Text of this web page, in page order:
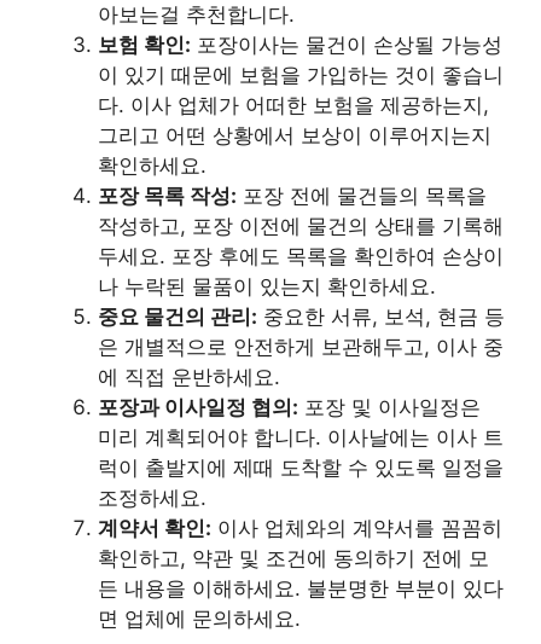
아보는걸 추천합니다.
보험 확인: 포장이사는 물건이 손상될 가능성
이 있기 때문에 보험을 가입하는 것이 좋습니
다. 이사 업체가 어떠한 보험을 제공하는지,
그리고 어떤 상황에서 보상이 이루어지는지
확인하세요.
포장 목록 작성: 포장 전에 물건들의 목록을
작성하고, 포장 이전에 물건의 상태를 기록해
두세요. 포장 후에도 목록을 확인하여 손상이
나 누락된 물품이 있는지 확인하세요.
중요 물건의 관리: 중요한 서류, 보석, 현금 등
은 개별적으로 안전하게 보관해두고, 이사 중
에 직접 운반하세요.
포장과 이사일정 협의: 포장 및 이사일정은
미리 계획되어야 합니다. 이사날에는 이사 트
럭이 출발지에 제때 도착할 수 있도록 일정을
조정하세요.
계약서 확인: 이사 업체와의 계약서를 꼼꼼히
확인하고, 약관 및 조건에 동의하기 전에 모
든 내용을 이해하세요. 불분명한 부분이 있다
면 업체에 문의하세요.